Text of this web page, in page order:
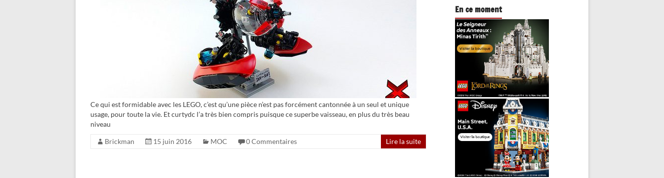
Ce qui est formidable avec les LEGO, c’est qu’une pièce n’est pas forcément cantonnée à un seul et unique
usage, pour toute la vie. Et curtydc l’a très bien compris puisque ce superbe vaisseau, en plus du très beau
niveau
Brickman 15 juin 2016 MOC 0 Commentaires Lire la suite
En ce moment